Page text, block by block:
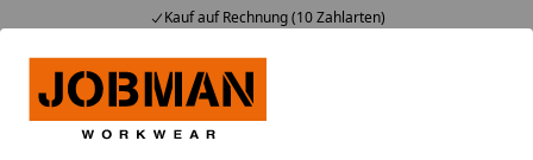
Kauf auf Rechnung (10 Zahlarten)
Alle Produkte
Mein Konto
Suchen